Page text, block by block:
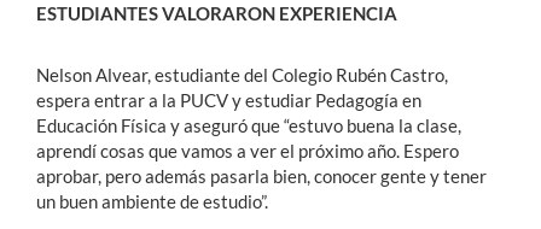
ESTUDIANTES VALORARON EXPERIENCIA
Nelson Alvear, estudiante del Colegio Rubén Castro,
espera entrar a la PUCV y estudiar Pedagogía en
Educación Física y aseguró que “estuvo buena la clase,
aprendí cosas que vamos a ver el próximo año. Espero
aprobar, pero además pasarla bien, conocer gente y tener
un buen ambiente de estudio”.